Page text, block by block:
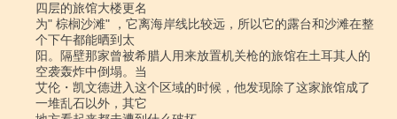
四层的旅馆大楼更名
为" 棕榈沙滩" ，它离海岸线比较远，所以它的露台和沙滩在整
个下午都能晒到太
阳。隔壁那家曾被希腊人用来放置机关枪的旅馆在土耳其人的
空袭轰炸中倒塌。当
艾伦・凯文德进入这个区域的时候，他发现除了这家旅馆成了
一堆乱石以外，其它